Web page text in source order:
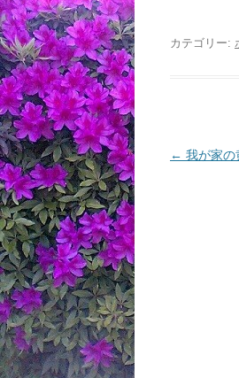
カテゴリー:
投
← 我が家の